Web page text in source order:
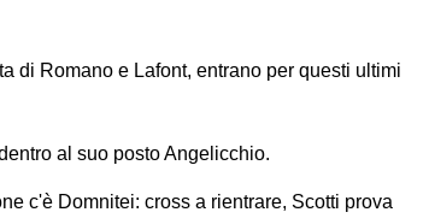
di Romano e Lafont, entrano per questi ultimi
al suo posto Angelicchio.
c'è Domnitei: cross a rientrare, Scotti prova